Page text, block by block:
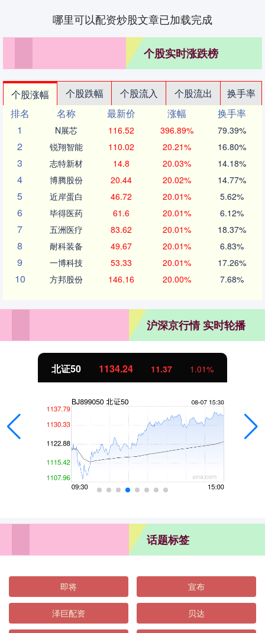
哪里可以配资炒股文章已加载完成
个股实时涨跌榜
个股涨幅 个股跌幅 个股流入 个股流出
换手率
排名
名称 最新价 涨幅
换手率
1
N展芯 116.52 396.89% 79.39%
2 锐翔智能 110.02 20.21% 16.80%
3 志特新材 14.8 20.03% 14.18%
4 博腾股份 20.44 20.02% 14.77%
5 近岸蛋白 46.72 20.01% 5.62%
6 毕得医药 61.6 20.01% 6.12%
7 五洲医疗 83.62 20.01% 18.37%
8 耐科装备 49.67 20.01% 6.83%
9 一博科技 53.33 20.01% 17.26%
10 方邦股份 146.16 20.00% 7.68%
沪深京行情 实时轮播
北证50 1134.24 11.37 1.01%
话题标签
即将 宣布
泽巨配资 贝达